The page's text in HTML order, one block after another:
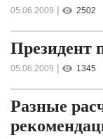
05.06.2009 | 2502
Президент
05.06.2009 | 1345
Разные